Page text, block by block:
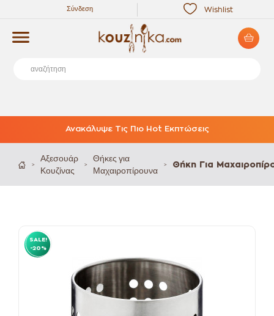
Wishlist
Σύνδεση
Ανακάλυψε Τις Πιο Hot Εκπτώσεις
>
Αξεσουάρ
Κουζίνας
>
Θήκες για
Μαχαιροπίρουνα
> Θήκη Για
SALE!
-20%